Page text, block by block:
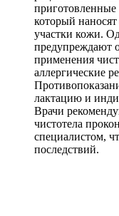
приготовленные
который
участки кожи.
предупреждают
применения
аллергические
лактацию и
Врачи
чистотела
специалистом,
последствий.